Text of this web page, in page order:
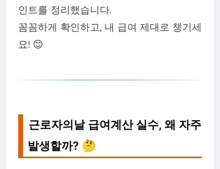
인트를 정리했습니다.
꼼꼼하게 확인하고, 내 급여 제대로 챙기세
요! 😊
근로자의날 급여계산 실수, 왜 자주
발생할까? 🤔